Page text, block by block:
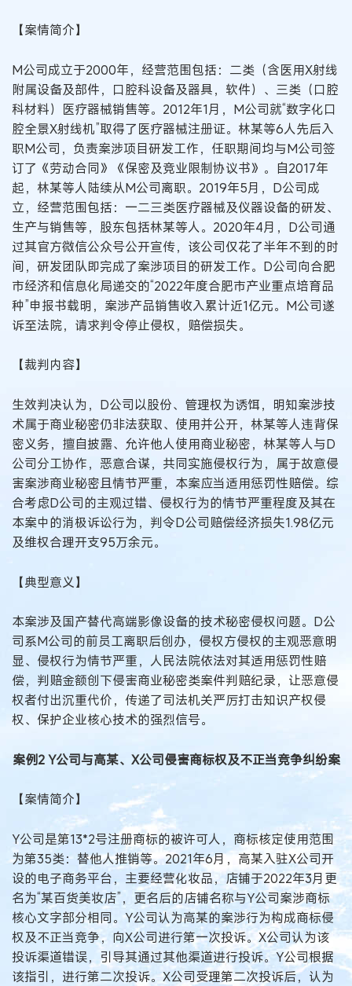
【案情简介】
M公司成立于2000年，经营范围包括：二类（含医用X射线
附属设备及部件，口腔科设备及器具，软件）、三类（口腔
科材料）医疗器械销售等。2012年1月，M公司就“数字化口
腔全景X射线机”取得了医疗器械注册证。林某等6人先后入
职M公司，负责案涉项目研发工作，任职期间均与M公司签
订了《劳动合同》《保密及竞业限制协议书》。自2017年
起，林某等人陆续从M公司离职。2019年5月，D公司成
立，经营范围包括：一二三类医疗器械及仪器设备的研发、
生产与销售等，股东包括林某等人。2020年4月，D公司通
过其官方微信公众号公开宣传，该公司仅花了半年不到的时
间，研发团队即完成了案涉项目的研发工作。D公司向合肥
市经济和信息化局递交的“2022年度合肥市产业重点培育品
种”申报书载明，案涉产品销售收入累计近1亿元。M公司遂
诉至法院，请求判令停止侵权，赔偿损失。
【裁判内容】
生效判决认为，D公司以股份、管理权为诱饵，明知案涉技
术属于商业秘密仍非法获取、使用并公开，林某等人违背保
密义务，擅自披露、允许他人使用商业秘密，林某等人与D
公司分工协作，恶意合谋，共同实施侵权行为，属于故意侵
害案涉商业秘密且情节严重，本案应当适用惩罚性赔偿。综
合考虑D公司的主观过错、侵权行为的情节严重程度及其在
本案中的消极诉讼行为，判令D公司赔偿经济损失1.98亿元
及维权合理开支95万余元。
【典型意义】
本案涉及国产替代高端影像设备的技术秘密侵权问题。D公
司系M公司的前员工离职后创办，侵权方侵权的主观恶意明
显、侵权行为情节严重，人民法院依法对其适用惩罚性赔
偿，判赔金额创下侵害商业秘密类案件判赔纪录，让恶意侵
权者付出沉重代价，传递了司法机关严厉打击知识产权侵
权、保护企业核心技术的强烈信号。
案例2 Y公司与高某、X公司侵害商标权及不正当竞争纠纷案
【案情简介】
Y公司是第13*2号注册商标的被许可人，商标核定使用范围
为第35类：替他人推销等。2021年6月，高某入驻X公司开
设的电子商务平台，主要经营化妆品，店铺于2022年3月更
名为“某百货美妆店”，更名后的店铺名称与Y公司案涉商标
核心文字部分相同。Y公司认为高某的案涉行为构成商标侵
权及不正当竞争，向X公司进行第一次投诉。X公司认为该
投诉渠道错误，引导其通过其他渠道进行投诉。Y公司根据
该指引，进行第二次投诉。X公司受理第二次投诉后，认为